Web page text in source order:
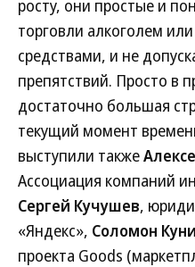
росту, они простые и
торговли алкоголем
средствами, и не
препятствий. Просто в
достаточно большая
текущий момент
выступили также
Ассоциация компаний
Сергей Кучушев,
«Яндекс», Соломон
проекта Goods